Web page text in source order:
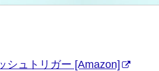
シュトリガー [Amazon]